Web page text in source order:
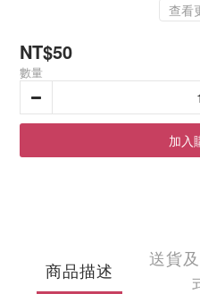
查看
NT$50
數量
加入
商品描述
送貨